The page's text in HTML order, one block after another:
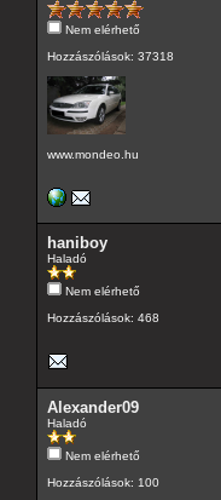
Nem elérhető
Hozzászólások: 37318
www.mondeo.hu
haniboy
Haladó
Nem elérhető
Hozzászólások: 468
Alexander09
Haladó
Nem elérhető
Hozzászólások: 100